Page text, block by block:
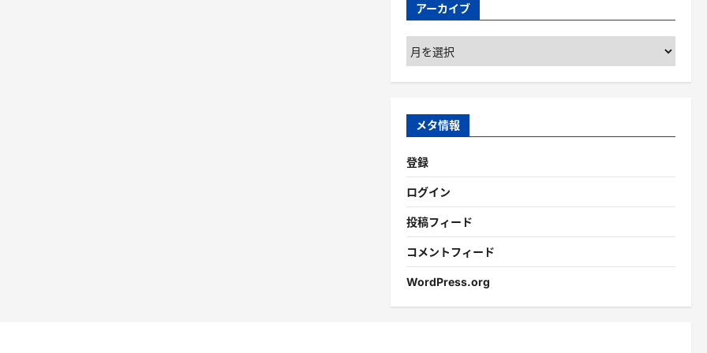
アーカイブ
ア
ー
カ
ブ
メタ情報
登録
ログイン
投稿フィード
コメントフィード
WordPress.org